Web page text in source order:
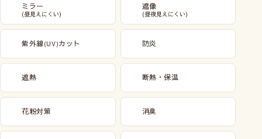
ミラー
(昼見えにくい)
遮像
(昼夜見えにくい)
紫外線(UV)カット 防炎
遮熱 断熱・保温
花粉対策 消臭